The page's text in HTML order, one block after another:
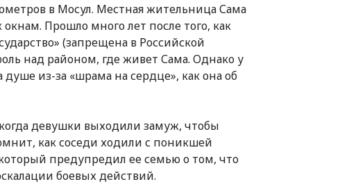
в Мосул. Местная жительница Сама
Прошло много лет после того, как
(запрещена в Российской
над районом, где живет Сама. Однако у
из-за «шрама на сердце», как она об
девушки выходили замуж, чтобы
как соседи ходили с поникшей
предупредил ее семью о том, что
боевых действий.